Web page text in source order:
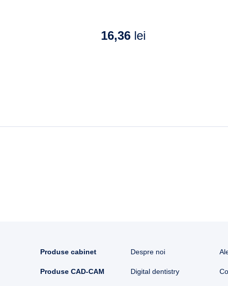
16,36 lei
Produse cabinet
Produse CAD-CAM
Despre noi
Digital dentistry